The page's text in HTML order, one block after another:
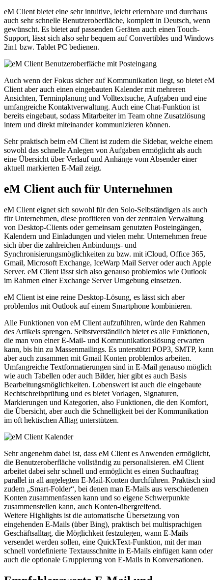
eM Client bietet eine sehr intuitive, leicht erlernbare und durchaus
auch sehr schnelle Benutzeroberfläche, komplett in Deutsch, wenn
gewünscht. Es bietet auf passenden Geräten auch einen Touch-
Support, lässt sich also sehr bequem auf Convertibles und Windows
2in1 bzw. Tablet PC bedienen.
Auch wenn der Fokus sicher auf Kommunikation liegt, so bietet eM
Client aber auch einen eingebauten Kalender mit mehreren
Ansichten, Terminplanung und Volltextsuche, Aufgaben und eine
umfangreiche Kontaktverwaltung. Auch eine Chat-Funktion ist
bereits eingebaut, sodass Mitarbeiter im Team ohne Zusatzlösung
intern und direkt miteinander kommunizieren können.
Sehr praktisch beim eM Client ist zudem die Sidebar, welche einem
sowohl das schnelle Anlegen von Aufgaben ermöglicht als auch
eine Übersicht über Verlauf und Anhänge vom Absender einer
aktuell markierten E-Mail zeigt.
eM Client auch für Unternehmen
eM Client eignet sich sowohl für den Solo-Selbständigen als auch
für Unternehmen, diese profitieren von der zentralen Verwaltung
von Desktop-Clients oder gemeinsam genutzten Posteingängen,
Kalendern und Einladungen und vielen mehr. Unternehmen freue
sich über die zahlreichen Anbindungs- und
Synchronisierungsmöglichkeiten zu bzw. mit iCloud, Office 365,
Gmail, Microsoft Exchange, IceWarp Mail Server oder auch Apple
Server. eM Client lässt sich also genauso problemlos wie Outlook
im Rahmen einer Exchange Server Umgebung einsetzen.
eM Client ist eine reine Desktop-Lösung, es lässt sich aber
problemlos mit Outlook auf einem Smartphone kombinieren.
Alle Funktionen von eM Client aufzuführen, würde den Rahmen
des Artikels sprengen. Selbstverständlich bietet es alle Funktionen,
die man von einer E-Mail- und Kommunikationslösung erwarten
kann, bis hin zu Massenmailings. Es unterstützt POP3, SMTP, kann
aber auch zusammen mit Gmail Konten problemlos arbeiten.
Umfangreiche Textformatierungen sind in E-Mail genauso möglich
wie auch Tabellen oder auch Bilder, hier gibt es auch Basis
Bearbeitungsmöglichkeiten. Lobenswert ist auch die eingebaute
Rechtschreibprüfung und es bietet Vorlagen, Signaturen,
Markierungen und Kategorien, also Funktionen, die den Komfort,
die Übersicht, aber auch die Schnelligkeit bei der Kommunikation
im oft hektischen Alltag unterstützen.
Sehr angenehm dabei ist, dass eM Client es Anwenden ermöglicht,
die Benutzeroberfläche vollständig zu personalisieren. eM Client
arbeitet dabei sehr schnell und ermöglicht es einen Suchauftrag
parallel in all angelegten E-Mail-Konten durchführen. Praktisch sind
zudem „Smart-Folder“, bei denen man E-Mails aus verschiedenen
Konten zusammenfassen kann und so eigene Schwerpunkte
zusammenstellen kann, auch Konten-übergreifend.
Weitere Highlights ist die automatische Übersetzung von
eingehenden E-Mails (über Bing), praktisch bei multisprachigen
Geschäftsalltag, die Möglichkeit festzulegen, wann E-Mails
versendet werden sollen, eine QuickText-Funktion, mit der man
schnell vordefinierte Textausschnitte in E-Mails einfügen kann oder
auch die optionale Gruppierung von E-Mails in Konversationen.